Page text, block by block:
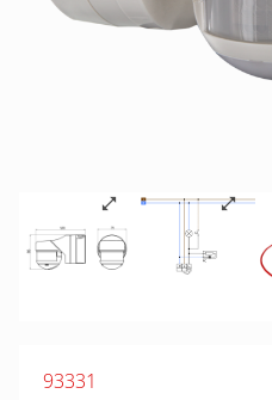
93331